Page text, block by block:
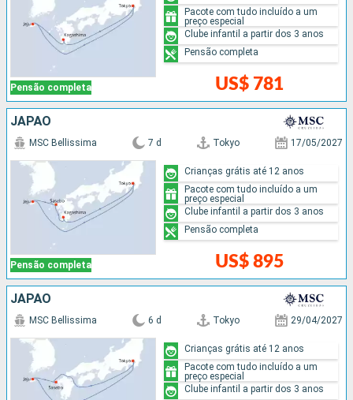
Pensão completa US$ 781
Pacote com tudo incluído a um
preço especial
Clube infantil a partir dos 3 anos
Pensão completa
JAPÃO
Pensão completa
MSC Bellissima 7 d Tokyo 17/05/2027
US$ 895
Crianças grátis até 12 anos
Pacote com tudo incluído a um
preço especial
Clube infantil a partir dos 3 anos
Pensão completa
JAPÃO
MSC Bellissima 6 d Tokyo 29/04/2027
Crianças grátis até 12 anos
Pacote com tudo incluído a um
preço especial
Clube infantil a partir dos 3 anos